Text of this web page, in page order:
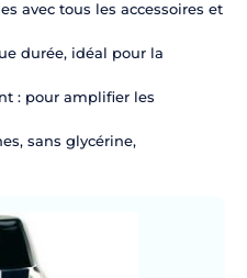
avec tous les accessoires et
durée, idéal pour la
: pour amplifier les
sans glycérine,